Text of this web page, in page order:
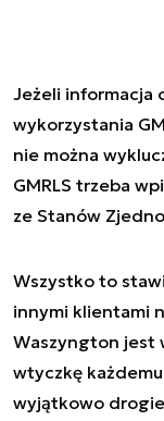
Jeżeli informacja
wykorzystania
nie można
GMRLS trzeba
ze Stanów
Wszystko to
innymi klientami
Waszyngton jest
wtyczkę
wyjątkowo